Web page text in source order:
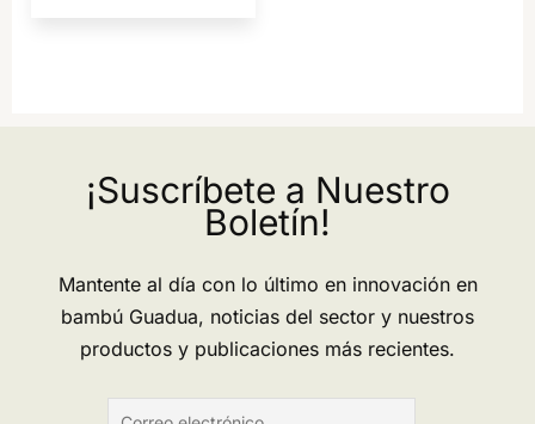
¡Suscríbete a Nuestro
Boletín!
Mantente al día con lo último en innovación en
bambú Guadua, noticias del sector y nuestros
productos y publicaciones más recientes.